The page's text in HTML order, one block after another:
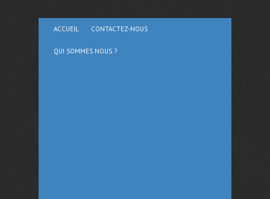
ACCUEIL CONTACTEZ-NOUS
QUI SOMMES NOUS ?